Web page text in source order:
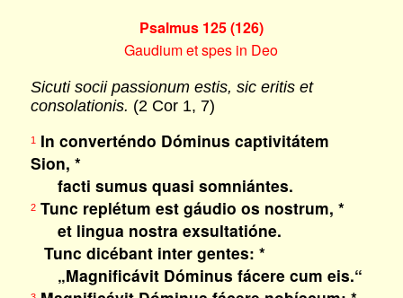
Psalmus 125 (126)
Gaudium et spes in Deo
Sicuti socii passionum estis, sic eritis et
consolationis. (2 Cor 1, 7)
1In converténdo Dóminus captivitátem
Sion, *
facti sumus quasi somniántes.
2Tunc replétum est gáudio os nostrum, *
et lingua nostra exsultatióne.
Tunc dicébant inter gentes: *
„Magnificávit Dóminus fácere cum eis.“